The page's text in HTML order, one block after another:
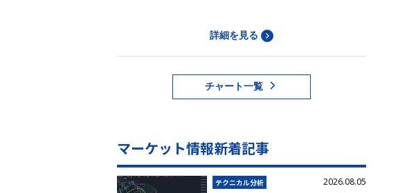
詳細を見る
チャート一覧
マーケット情報新着記事
テクニカル分析 2026.08.05